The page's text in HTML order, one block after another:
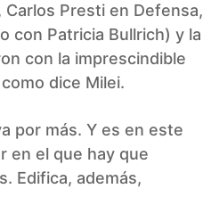
Presti en Defensa,
con Patricia Bullrich) y la
con la imprescindible
dice Milei.
por más. Y es en este
en el que hay que
Edifica, además,